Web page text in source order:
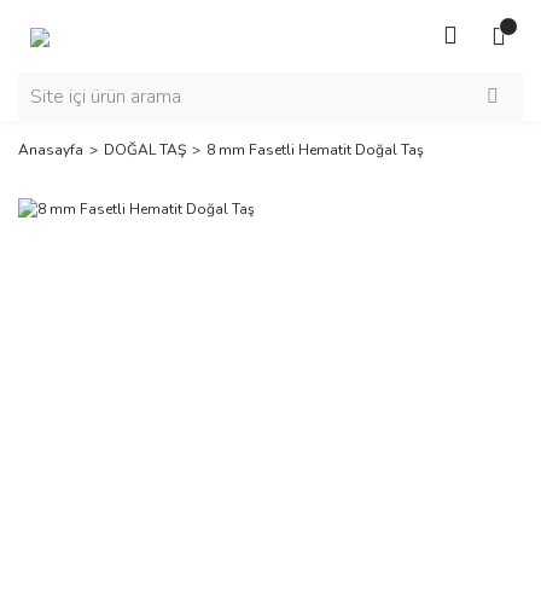
Anasayfa DOĞAL TAŞ 8 mm Fasetli Hematit Doğal Taş